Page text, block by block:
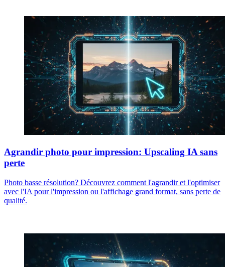
Agrandir photo pour impression: Upscaling IA sans
perte
Photo basse résolution? Découvrez comment l'agrandir et l'optimiser
avec l'IA pour l'impression ou l'affichage grand format, sans perte de
qualité.